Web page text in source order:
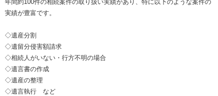
年間約100件の相続案件の取り扱い実績があり、特に以下のような案件の
実績が豊富です。
◇遺産分割
◇遺留分侵害額請求
◇相続人がいない・行方不明の場合
◇遺言書の作成
◇遺産の整理
◇遺言執行 など